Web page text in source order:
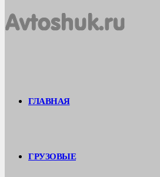
ГЛАВНАЯ
ГРУЗОВЫЕ